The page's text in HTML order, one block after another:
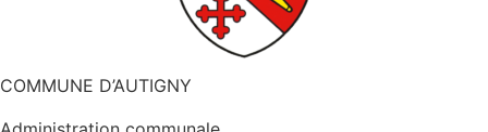
COMMUNE D’AUTIGNY